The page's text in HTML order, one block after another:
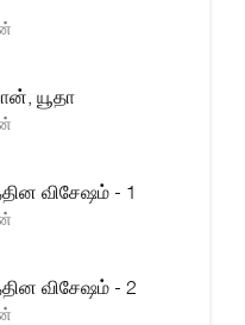
யூதா
விசேஷம் - 1
விசேஷம் - 2